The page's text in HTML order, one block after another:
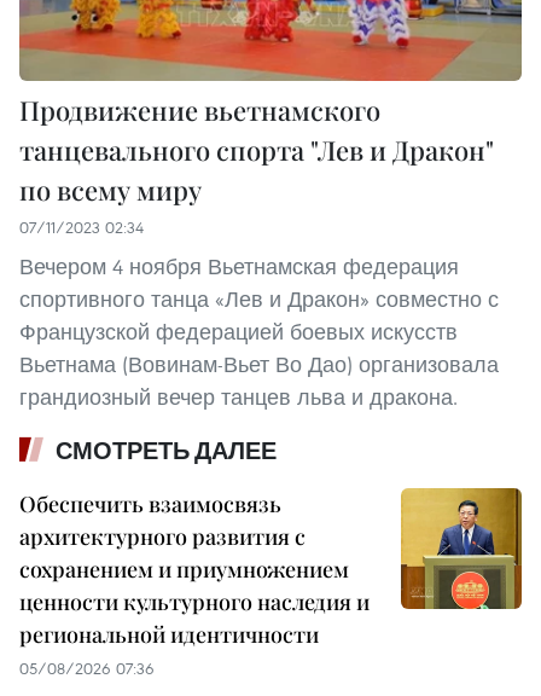
Продвижение вьетнамского
танцевального спорта "Лев и Дракон"
по всему миру
07/11/2023 02:34
Вечером 4 ноября Вьетнамская федерация
спортивного танца «Лев и Дракон» совместно с
Французской федерацией боевых искусств
Вьетнама (Вовинам-Вьет Во Дао) организовала
грандиозный вечер танцев льва и дракона.
СМОТРЕТЬ ДАЛЕЕ
Обеспечить взаимосвязь
архитектурного развития с
сохранением и приумножением
ценности культурного наследия и
региональной идентичности
05/08/2026 07:36